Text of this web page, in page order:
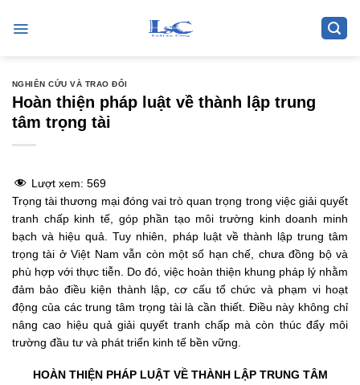
NGHIÊN CỨU VÀ TRAO ĐỔI
Hoàn thiện pháp luật về thành lập trung
tâm trọng tài
Lượt xem: 569
Trọng tài thương mại đóng vai trò quan trọng trong việc giải quyết
tranh chấp kinh tế, góp phần tạo môi trường kinh doanh minh
bạch và hiệu quả. Tuy nhiên, pháp luật về thành lập trung tâm
trọng tài ở Việt Nam vẫn còn một số hạn chế, chưa đồng bộ và
phù hợp với thực tiễn. Do đó, việc hoàn thiện khung pháp lý nhằm
đảm bảo điều kiện thành lập, cơ cấu tổ chức và phạm vi hoạt
động của các trung tâm trọng tài là cần thiết. Điều này không chỉ
nâng cao hiệu quả giải quyết tranh chấp mà còn thúc đẩy môi
trường đầu tư và phát triển kinh tế bền vững.
HOÀN THIỆN PHÁP LUẬT VỀ THÀNH LẬP TRUNG TÂM